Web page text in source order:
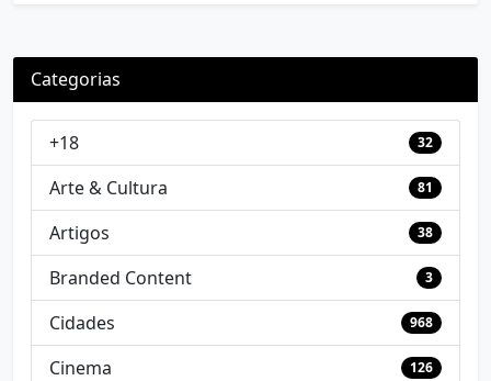
Categorias
+18 32
Arte & Cultura 81
Artigos 38
Branded Content 3
Cidades 968
Cinema 126